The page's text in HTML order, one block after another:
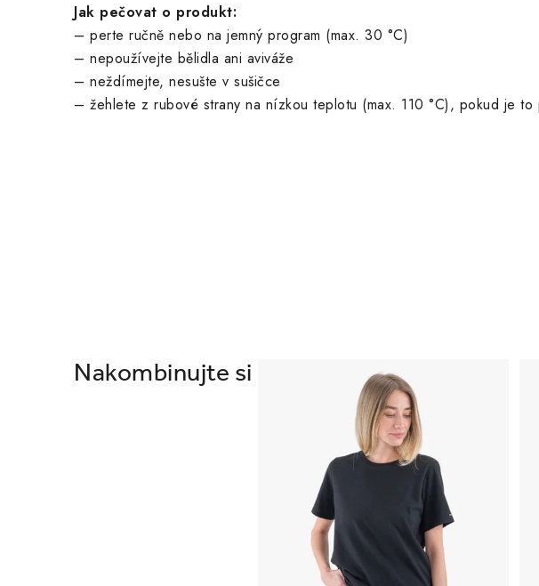
Jak pečovat o produkt:
– perte ručně nebo na jemný program (max. 30 °C)
– nepoužívejte bělidla ani aviváže
– neždímejte, nesušte v sušičce
– žehlete z rubové strany na nízkou teplotu (max. 110 °C), pokud je to